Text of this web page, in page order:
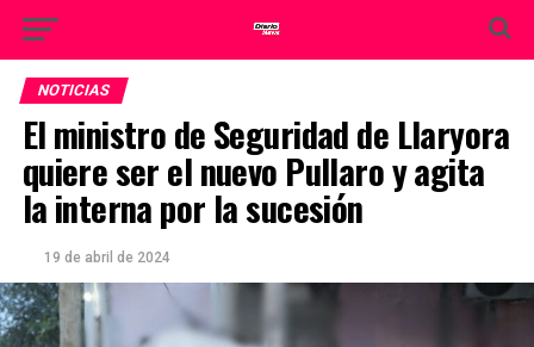
NOTICIAS
El ministro de Seguridad de Llaryora
quiere ser el nuevo Pullaro y agita
la interna por la sucesión
19 de abril de 2024